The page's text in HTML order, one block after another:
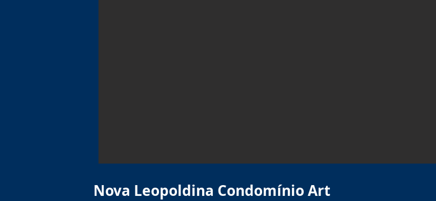
Nova Leopoldina Condomínio Art